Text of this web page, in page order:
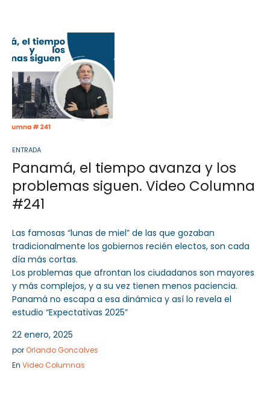
ENTRADA
Panamá, el tiempo avanza y los
problemas siguen. Video Columna
#241
Las famosas “lunas de miel” de las que gozaban
tradicionalmente los gobiernos recién electos, son cada
día más cortas.
Los problemas que afrontan los ciudadanos son mayores
y más complejos, y a su vez tienen menos paciencia.
Panamá no escapa a esa dinámica y así lo revela el
estudio “Expectativas 2025”
22 enero, 2025
por Orlando Goncalves
En Video Columnas